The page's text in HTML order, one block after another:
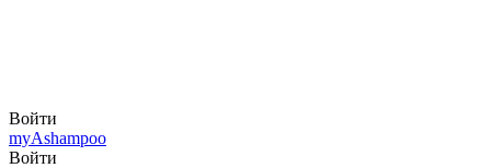
Войти
myAshampoo
Войти